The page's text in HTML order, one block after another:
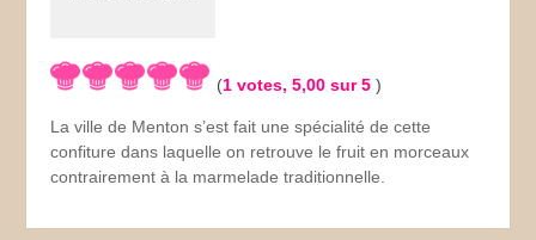
(1 votes,5,00 sur 5)
La ville de Menton s’est fait une spécialité de cette
confiture dans laquelle on retrouve le fruit en morceaux
contrairement à la marmelade traditionnelle.